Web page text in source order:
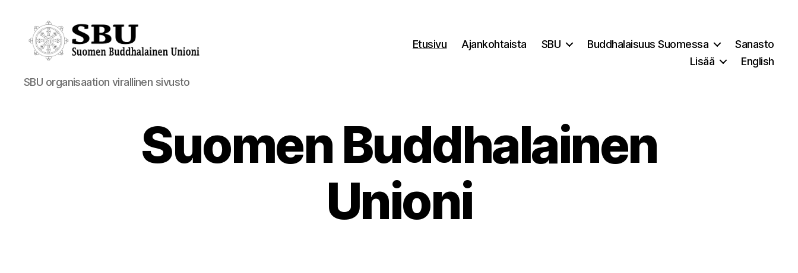
Suomen
Buddhalainen
SBU organisaation virallinen sivusto
Etusivu Ajankohtaista SBU Buddhalaisuus Suomessa
Sanasto
Lisää
English
Suomen Buddhalainen
Unioni